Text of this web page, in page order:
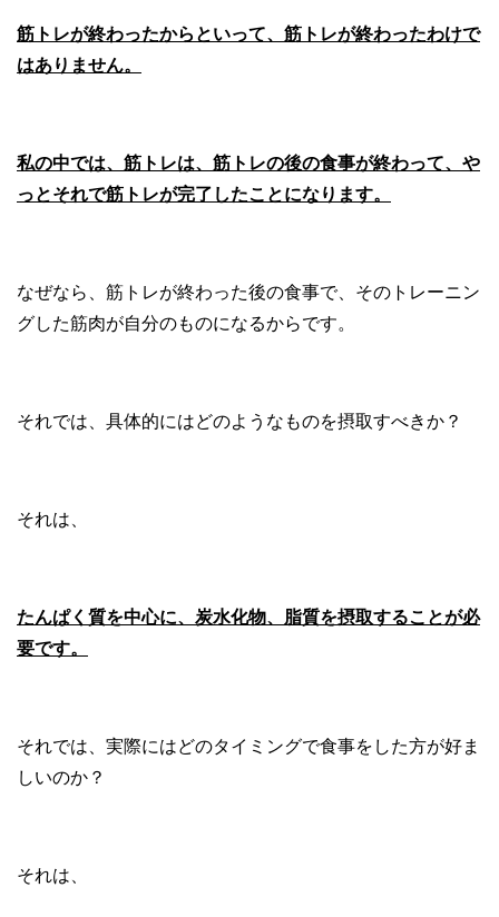
筋トレが終わったからといって、筋トレが終わったわけで
はありません。
私の中では、筋トレは、筋トレの後の食事が終わって、や
っとそれで筋トレが完了したことになります。
なぜなら、筋トレが終わった後の食事で、そのトレーニン
グした筋肉が自分のものになるからです。
それでは、具体的にはどのようなものを摂取すべきか？
それは、
たんぱく質を中心に、炭水化物、脂質を摂取することが必
要です。
それでは、実際にはどのタイミングで食事をした方が好ま
しいのか？
それは、